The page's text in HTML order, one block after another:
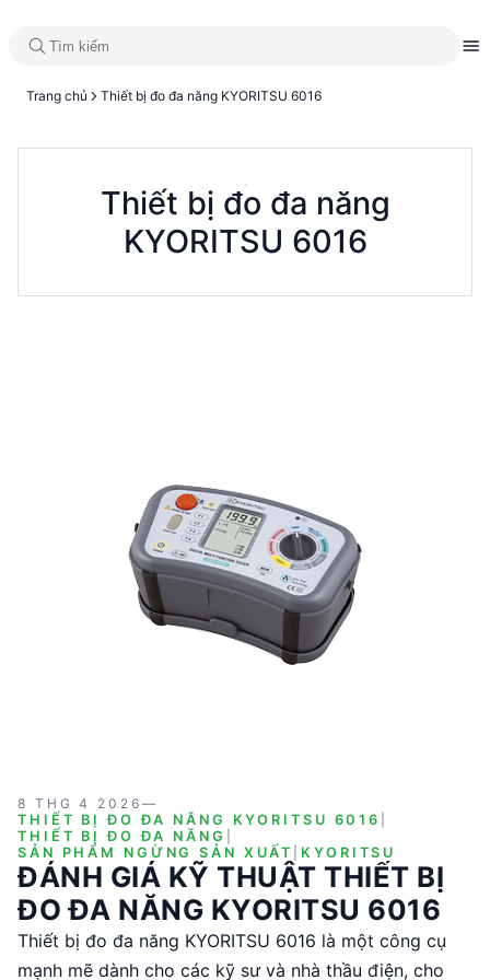
Trang chủ Thiết bị đo đa năng KYORITSU 6016
Thiết bị đo đa năng
KYORITSU 6016
8 THG 4 2026 —
THIẾT BỊ ĐO ĐA NĂNG KYORITSU 6016
THIẾT BỊ ĐO ĐA NĂNG
SẢN PHẨM NGỪNG SẢN XUẤT
KYORITSU
ĐÁNH GIÁ KỸ THUẬT THIẾT BỊ
ĐO ĐA NĂNG KYORITSU 6016
Thiết bị đo đa năng KYORITSU 6016 là một công cụ
mạnh mẽ dành cho các kỹ sư và nhà thầu điện, cho